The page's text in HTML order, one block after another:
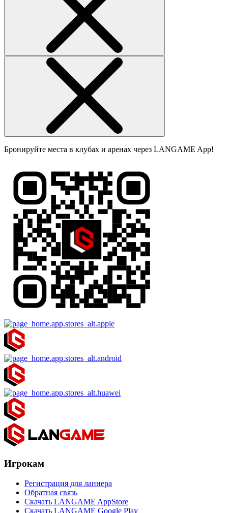
Бронируйте места в клубах и аренах через LANGAME App!
Игрокам
Регистрация для ланнера
Обратная связь
Скачать LANGAME AppStore
Скачать LANGAME Google Play